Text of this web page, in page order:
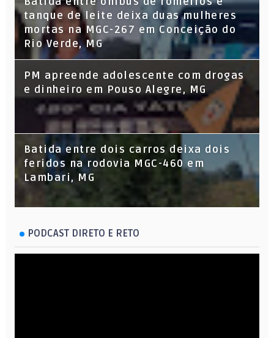
tanque de leite deixa duas mulheres
mortas na MGC-267 em Conceição do
Rio Verde, MG
PM apreende adolescente com drogas
e dinheiro em Pouso Alegre, MG
Batida entre dois carros deixa dois
feridos na rodovia MGC-460 em
Lambari, MG
PODCAST DIRETO E RETO